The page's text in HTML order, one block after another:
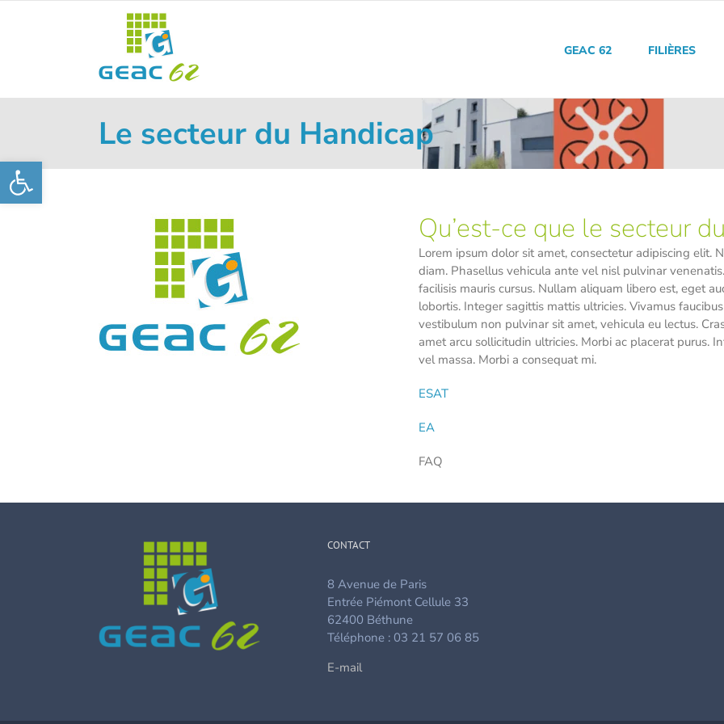
Ouvrir la barre d’outils
GEAC 62 FILIÈRES
Le secteur du Handicap
Qu’est-ce que le secteur
Lorem ipsum dolor sit amet, consectetur adipiscing elit.
diam. Phasellus vehicula ante vel nisl pulvinar
facilisis mauris cursus. Nullam aliquam libero est, eget
lobortis. Integer sagittis mattis ultricies. Vivamus
vestibulum non pulvinar sit amet, vehicula eu lectus.
amet arcu sollicitudin ultricies. Morbi ac placerat purus.
vel massa. Morbi a consequat mi.
ESAT
EA
FAQ
CONTACT
8 Avenue de Paris
Entrée Piémont Cellule 33
62400 Béthune
Téléphone : 03 21 57 06 85
E-mail